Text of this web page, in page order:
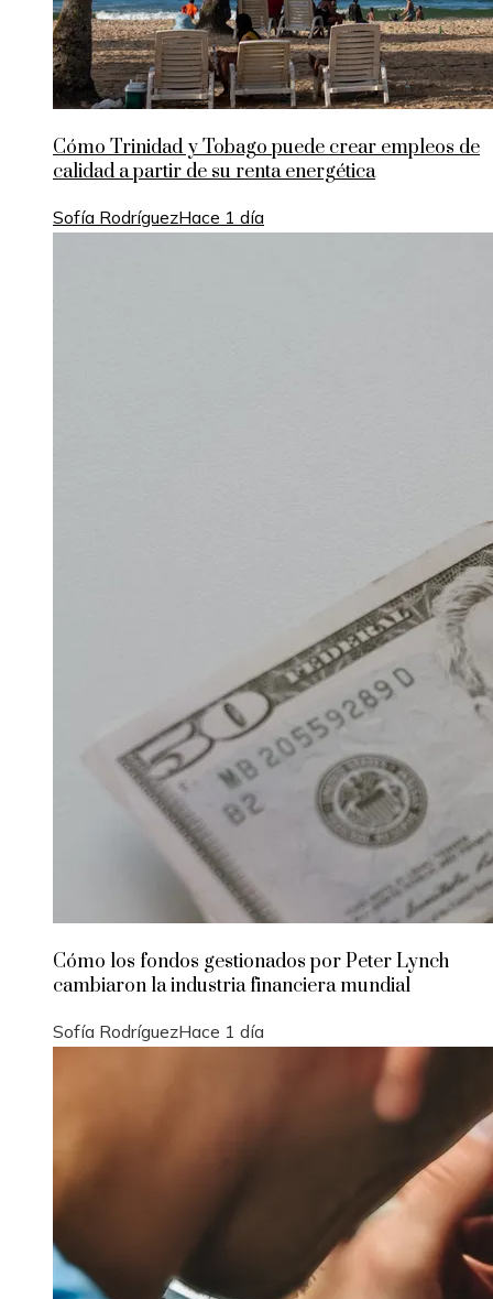
Cómo Trinidad y Tobago puede crear empleos de
calidad a partir de su renta energética
Sofía RodríguezHace 1 día
Cómo los fondos gestionados por Peter Lynch
cambiaron la industria financiera mundial
Sofía RodríguezHace 1 día